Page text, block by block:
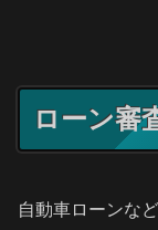
ローン審
自動車ローンな